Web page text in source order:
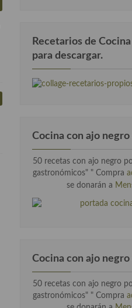
Recetarios de
para descargar.
Cocina con ajo negro
50 recetas con ajo negro
gastronómicos" " Compra
se donarán a
Cocina con ajo
50 recetas con ajo negro
gastronómicos" " Compra